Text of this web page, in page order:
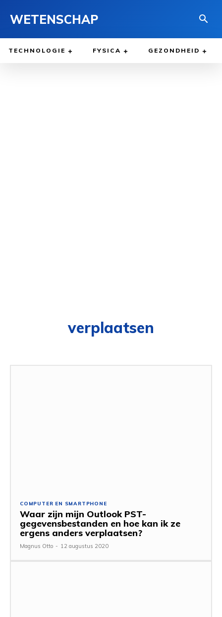
WETENSCHAP
TECHNOLOGIE FYSICA GEZONDHEID
verplaatsen
COMPUTER EN SMARTPHONE
Waar zijn mijn Outlook PST-
gegevensbestanden en hoe kan ik ze
ergens anders verplaatsen?
Magnus Otto - 12 augustus 2020